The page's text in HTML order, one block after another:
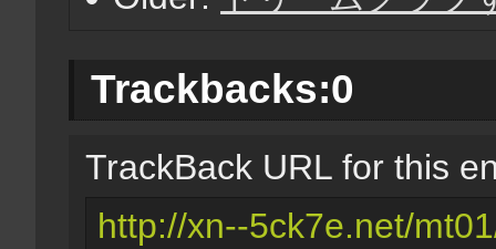
Trackbacks:0
TrackBack URL for this
http://xn--5ck7e.net/